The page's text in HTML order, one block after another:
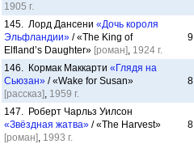
1905 г.
145. Лорд Дансени «Дочь короля
Эльфландии» / «The King of
Elfland’s Daughter» [роман], 1924 г.
9
146. Кормак Маккарти «Глядя на
Сьюзан» / «Wake for Susan»
[рассказ], 1959 г.
8
147. Роберт Чарльз Уилсон
«Звёздная жатва» / «The Harvest»
[роман], 1993 г.
8